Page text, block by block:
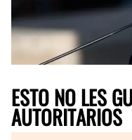
ESTO NO LES
AUTORITARIOS